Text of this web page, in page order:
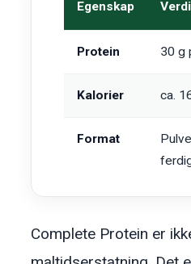
Egenskap Verdi
Protein 30 g
Kalorier ca.
Format
Complete Protein er